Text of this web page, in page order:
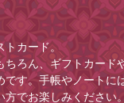
トカード。
ろん、ギフトカード
です。手帳やノートに
でお楽しみください。